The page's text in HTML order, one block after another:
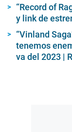
1
m
i
u
t
,
“Record of
y link de
“Vinland
tenemos
va del 2023 |